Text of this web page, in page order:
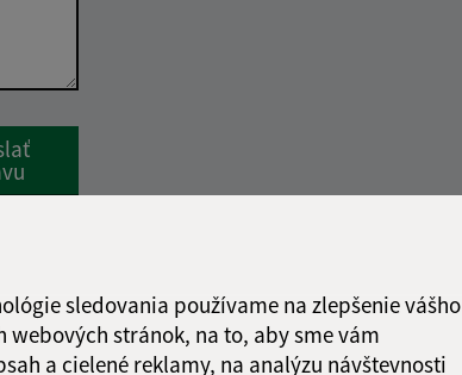
sledovania používame na zlepšenie vášho
stránok, na to, aby sme vám
a cielené reklamy, na analýzu návštevnosti
Response